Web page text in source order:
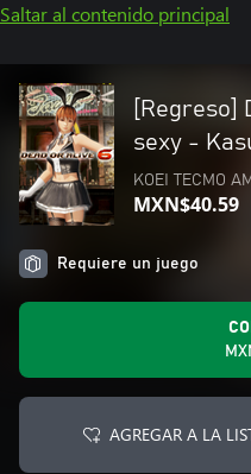
Saltar al contenido principal
[Regreso]
sexy -
KOEI TECMO
MXN$40.59
Requiere un juego
AGREGAR A LA